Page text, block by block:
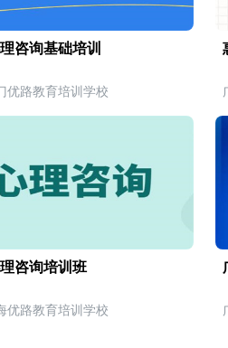
咨询基础培训
优路教育培训学校
咨询培训班
优路教育培训学校